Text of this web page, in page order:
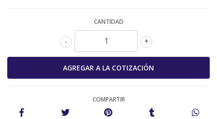
CANTIDAD
+
-
COMPARTIR